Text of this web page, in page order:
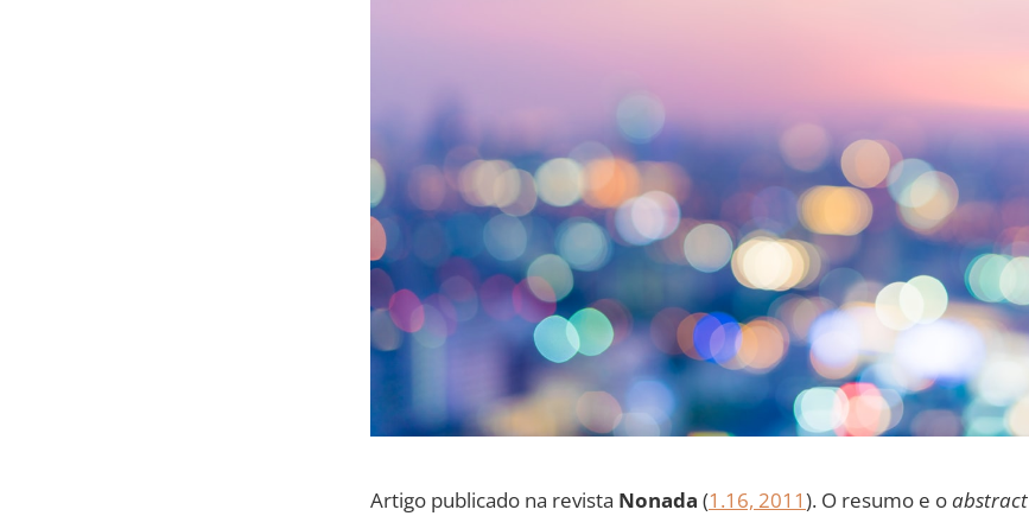
Artigo publicado na revista Nonada (1.16, 2011). O resumo e oabstract